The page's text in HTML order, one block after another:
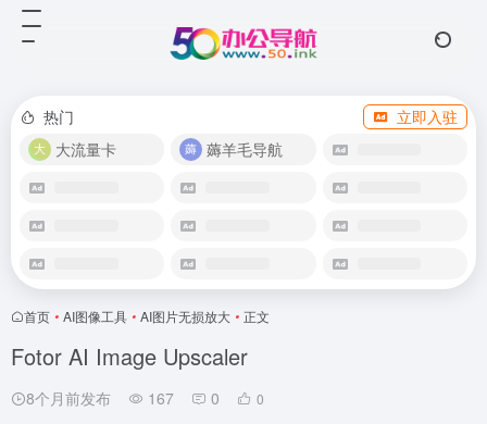
热门
立即入驻
大流量卡
薅羊毛导航
首页 • AI图像工具 • AI图片无损放大 • 正文
Fotor AI Image Upscaler
8个月前发布 167 0 0